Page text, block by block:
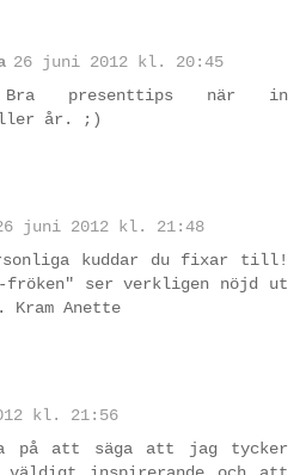
26 juni 2012 kl. 20:45
presenttips när in
år. ;)
juni 2012 kl. 21:48
kuddar du fixar till!
ser verkligen nöjd ut
Anette
kl. 21:56
på att säga att jag tycker